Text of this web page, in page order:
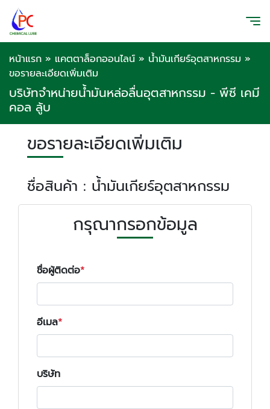
หน้าแรก » แคตตาล็อกออนไลน์ » น้ำมันเกียร์อุตสาหกรรม »
ขอรายละเอียดเพิ่มเติม
บริษัทจำหน่ายน้ำมันหล่อลื่นอุตสาหกรรม - พีซี เคมี
คอล ลู้บ
ขอรายละเอียดเพิ่มเติม
ชื่อสินค้า : น้ำมันเกียร์อุตสาหกรรม
กรุณากรอกข้อมูล
ชื่อผู้ติดต่อ
อีเมล
บริษัท